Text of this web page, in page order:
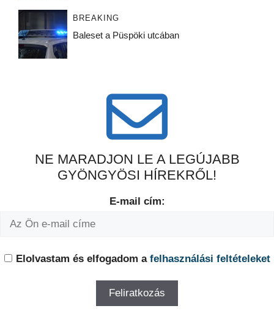
BREAKING
Baleset a Püspöki utcában
NE MARADJON LE A LEGÚJABB
GYÖNGYÖSI HÍREKRŐL!
E-mail cím:
Elolvastam és elfogadom a felhasználási feltételeket